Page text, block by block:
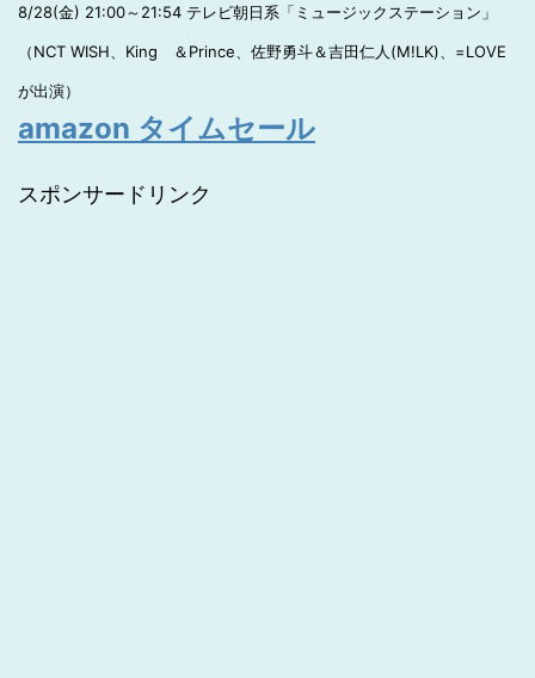
8/28(金) 21:00～21:54 テレビ朝日系「ミュージックステーション」
（NCT WISH、King ＆Prince、佐野勇斗＆吉田仁人(M!LK)、=LOVE
が出演）
amazon タイムセール
スポンサードリンク